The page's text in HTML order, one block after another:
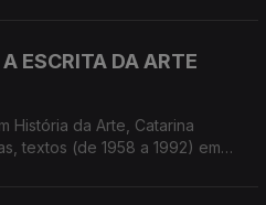
ESCRITA DA ARTE
História da Arte, Catarina
textos (de 1958 a 1992) em